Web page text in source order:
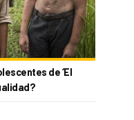
de ‘El